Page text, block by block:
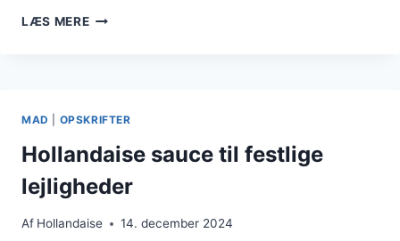
LÆS MEREHOLLANDAISE
MAD OPSKRIFTER
Hollandaise sauce til festlige
lejligheder
Af Hollandaise 14. december 2024